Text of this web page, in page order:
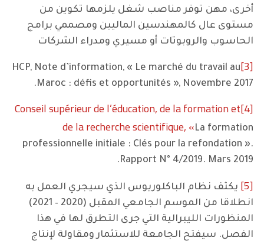
أخرى، مهن توفر مناصب شغل يلزمها تكوين من
مستوى عال كالمهندسين الماليين ومصممي برامج
الحاسوب والروبوتات أو مسيري ومدراء الشركات
[3]
HCP, Note d’information, « Le marché du travail au
Maroc : défis et opportunités », Novembre 2017.
[4]
Conseil supérieur de l’éducation, de la formation et
de la recherche scientifique, «La formation
professionnelle initiale : Clés pour la refondation ».
Rapport N° 4/2019. Mars 2019.
[5]
يكثف نظام الباكلوريوس الذي سيجري العمل به
انطلاقا من الموسم الجامعي المقبل (2020 – 2021)
المنظورات الليبرالية التي جرى التطرق لها في هذا
الفصل. سيفتح الجامعة للاستثمار ومقاولة لإنتاج